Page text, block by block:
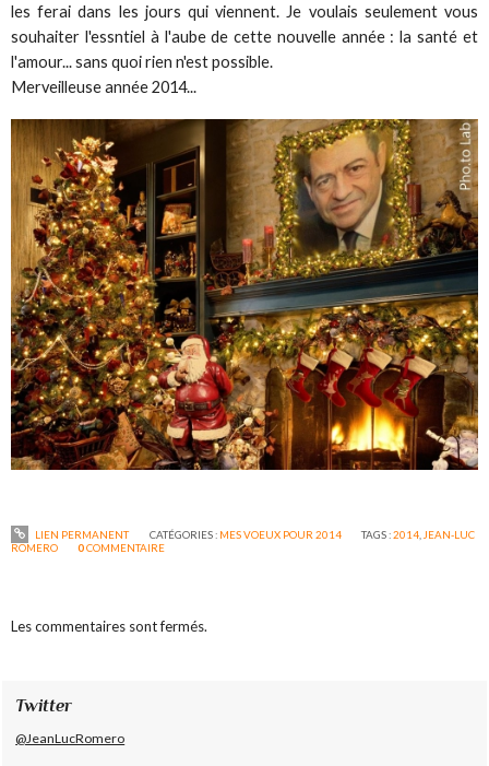
les ferai dans les jours qui viennent. Je voulais seulement vous
souhaiter l'essntiel à l'aube de cette nouvelle année : la santé et
l'amour... sans quoi rien n'est possible.
Merveilleuse année 2014...
LIEN PERMANENT CATÉGORIES : MES VOEUX POUR 2014 TAGS :2014, JEAN-LUC
ROMERO
0COMMENTAIRE
Les commentaires sont fermés.
Twitter
@JeanLucRomero